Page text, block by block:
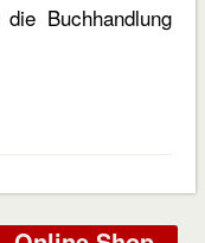
Buchhandlung